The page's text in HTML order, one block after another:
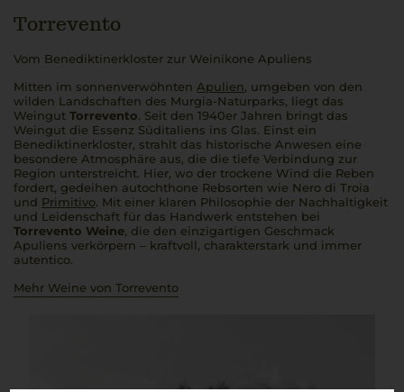
Torrevento
Vom Benediktinerkloster zur Weinikone Apuliens
Mitten im sonnenverwöhnten Apulien, umgeben von den
wilden Landschaften des Murgia-Naturparks, liegt das
Weingut Torrevento. Seit den 1940er Jahren bringt das
Weingut die Essenz Süditaliens ins Glas. Einst ein
Benediktinerkloster, strahlt das historische Anwesen eine
besondere Atmosphäre aus, die die tiefe Verbindung zur
Region unterstreicht. Hier, wo der trockene Wind die Reben
fordert, gedeihen autochthone Rebsorten wie Nero di Troia
und Primitivo. Mit einer klaren Philosophie der Nachhaltigkeit
und Leidenschaft für das Handwerk entstehen bei
Torrevento Weine, die den einzigartigen Geschmack
Apuliens verkörpern – kraftvoll, charakterstark und immer
autentico.
Mehr Weine von Torrevento